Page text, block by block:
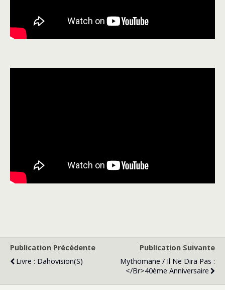
Publication Précédente
Livre : Dahovision(s)
Publication Suivante
Mythomane / Il Ne Dira Pas :
</br>40ème Anniversaire